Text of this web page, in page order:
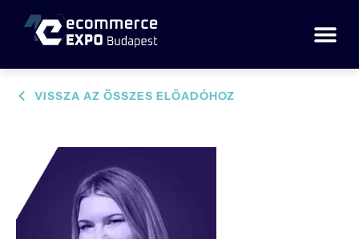
VISSZA AZ ÖSSZES ELŐADÓHOZ